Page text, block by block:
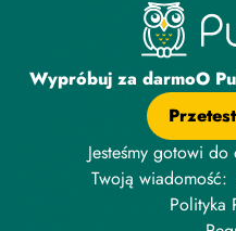
Wypróbuj za darmoO
Jesteśmy gotowi
Twoją wiadomość:
Polityka